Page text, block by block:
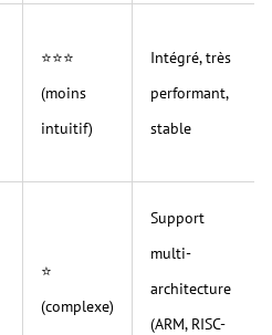
⭐⭐⭐
(moins
intuitif)
Intégré, très
performant,
stable
⭐
(complexe)
Support
multi-
architecture
(ARM, RISC-